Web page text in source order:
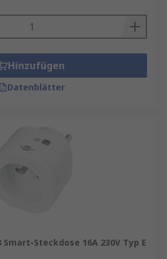
Hinzufügen
Datenblätter
Steckdose 16A 230V Typ E